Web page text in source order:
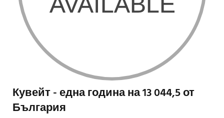
Кувейт - една година на 13 044,5 от
България